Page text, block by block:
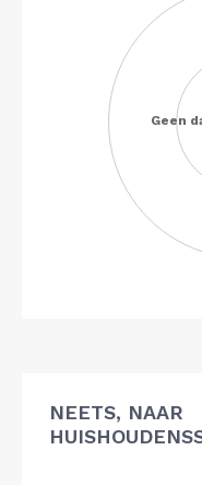
NEETS, NAAR